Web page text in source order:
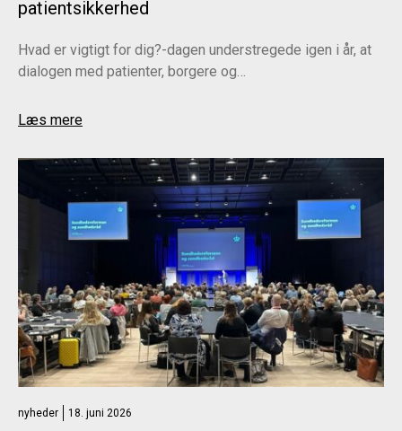
patientsikkerhed
Hvad er vigtigt for dig?-dagen understregede igen i år, at
dialogen med patienter, borgere og…
Læs mere
nyheder 18. juni 2026